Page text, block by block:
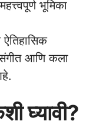
भूमिका
आणि कला
घ्यावी?